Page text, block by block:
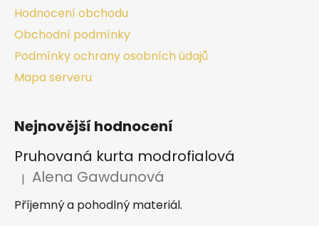
Hodnocení obchodu
Obchodní podmínky
Podmínky ochrany osobních údajů
Mapa serveru
Nejnovější hodnocení
Pruhovaná kurta modrofialová
Hodnocení produktu je 5 z 5 hvězdiček.
| Alena Gawdunová
Příjemný a pohodlný materiál.